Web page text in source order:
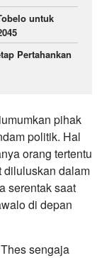
untuk
Pertahankan
pihak
politik. Hal
orang tertentu
diluluskan dalam
serentak saat
di depan
sengaja